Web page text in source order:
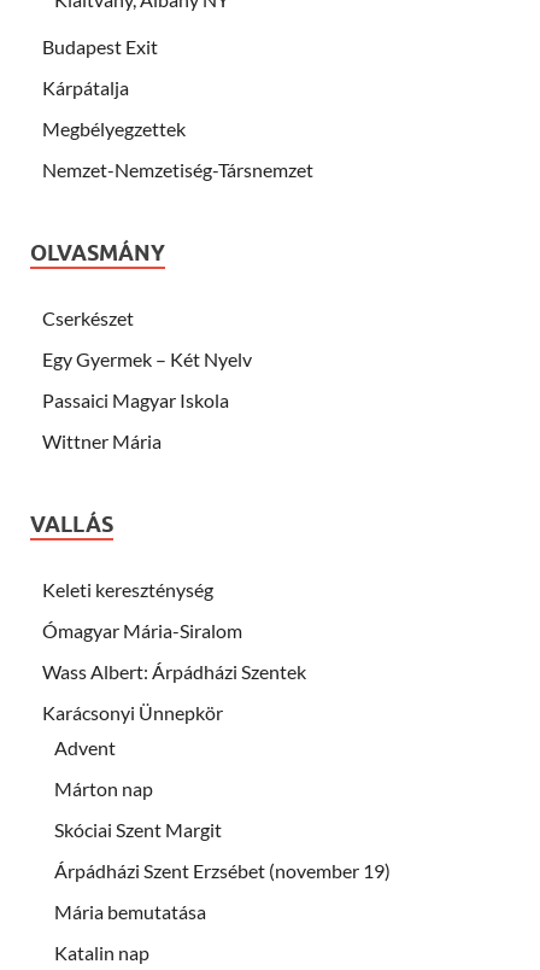
Budapest Exit
Kárpátalja
Megbélyegzettek
Nemzet-Nemzetiség-Társnemzet
OLVASMÁNY
Cserkészet
Egy Gyermek – Két Nyelv
Passaici Magyar Iskola
Wittner Mária
VALLÁS
Keleti kereszténység
Ómagyar Mária-Siralom
Wass Albert: Árpádházi Szentek
Karácsonyi Ünnepkör
Advent
Márton nap
Skóciai Szent Margit
Árpádházi Szent Erzsébet (november 19)
Mária bemutatása
Katalin nap